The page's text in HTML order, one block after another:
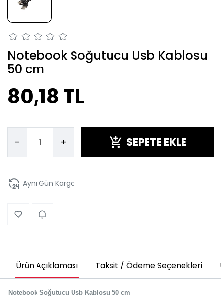
Notebook Soğutucu Usb Kablosu
50 cm
80,18 TL
- + SEPETE EKLE
Aynı Gün Kargo
Ürün Açıklaması Taksit / Ödeme Seçenekleri
Notebook Soğutucu Usb Kablosu 50 cm